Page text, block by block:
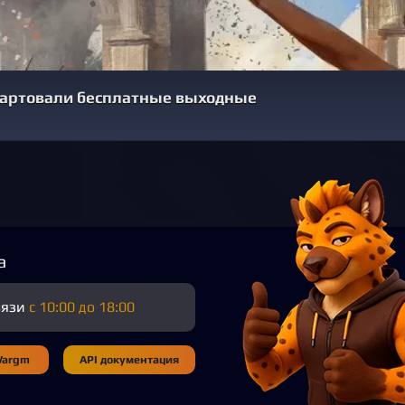
бесплатные выходные
с 10:00 до 18:00
API документация